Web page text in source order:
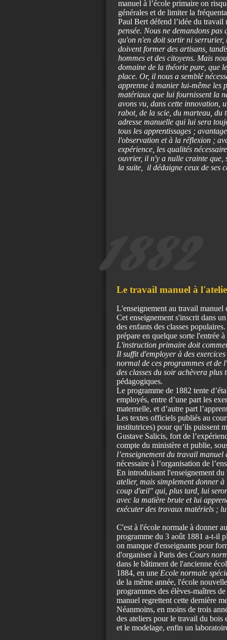
manuel à l’école primaire on
générales et de limiter la
Paul Bert défend l’idée du
pensée. Nous ne demandons
qu'on n'en doit sortir ni serrurier,
doivent former des artisans,
hommes et des citoyens. Mais
domaine de la théorie pure, que
place. Or, il nous a semblé
apprenne à manier lui-même les
matériaux que lui fournissent la
avons vu, dans cette innovation,
rabot, de la scie, du marteau, du
adresse manuelle qui lui sera
tous les apprentissages ;
l'observation et à la réflexion ;
expérience, les qualités
ouvrier, il n'y a nulle crainte que,
la suite, il dédaigne ceux de ses
Le travail manuel à
L'enseignement au travail
Cet enseignement s'inscrit dans
des enfants des classes
prépare en quelque sorte l'entrée
L'instruction primaire doit
Il suffit d'employer à des
normal de ces programmes et de
des classes du soir achèvera plus
pédagogiques.
Le programme de 1882 tente
employés, entre d’une part les
maternelle, et d’autre part
Les textes officiels publiés au
institutrices) pour qu’ils puissent
Gustave Salicis, fort de
compte du ministère et publie,
l’enseignement du travail manuel
nécessaire à l’organisation de
En introduisant l'enseignement
atelier, mais simplement donner
coup d'œil" qui, plus tard, lui
avec la matière brute et lui
exécuter des travaux matériels ;
C'est à l'école normale à donner
programme du 3 août 1881 a-t-il
on manque d'enseignants pour
d'organiser à Paris des Cours
dans le bâtiment de l'ancienne
1884, en une Ecole normale
de la même année, l'école
programmes des élèves-maîtres
manuel regrettent cette dernière
Néanmoins, en moins de trois
des ateliers pour le travail du bois
et le modelage, enfin un